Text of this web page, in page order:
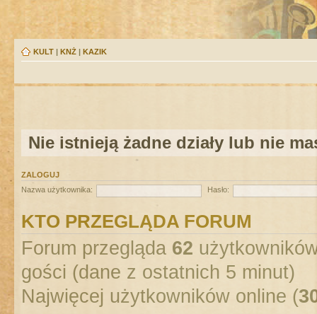
KULT | KNŻ | KAZIK
Nie istnieją żadne działy lub nie
ZALOGUJ
Nazwa użytkownika:
Hasło:
KTO PRZEGLĄDA FORUM
Forum przegląda 62
gości (dane z ostatnich 5 minut)
Najwięcej użytkowników online (